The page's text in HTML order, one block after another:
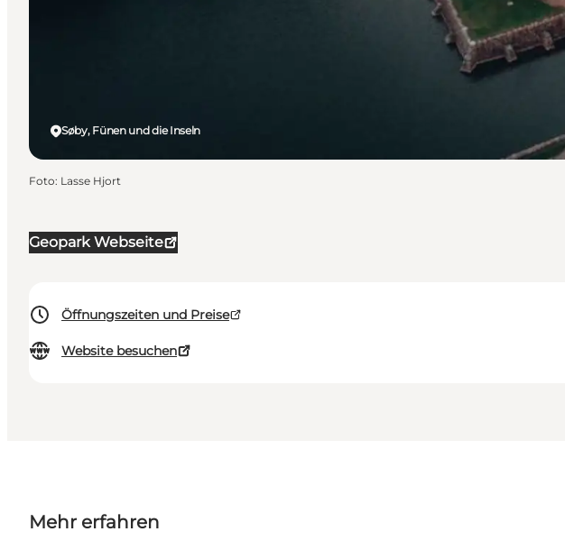
Geopark Webseite
Öffnungszeiten und Preise
Website besuchen
Søby, Fünen und die Inseln
Foto: Lasse Hjort
Mehr erfahren